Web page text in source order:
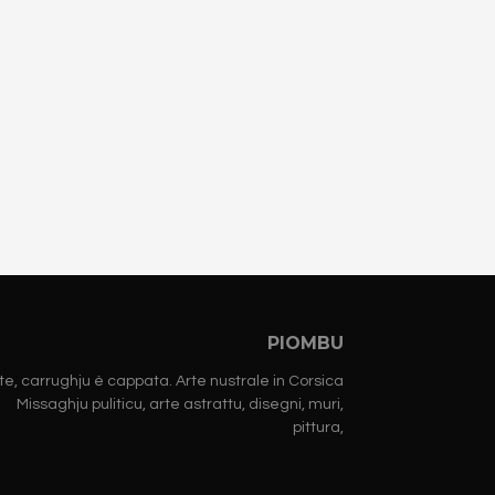
PIOMBU
carrughju è cappata. Arte nustrale in Corsica
Missaghju puliticu, arte astrattu, disegni, muri,
pittura,